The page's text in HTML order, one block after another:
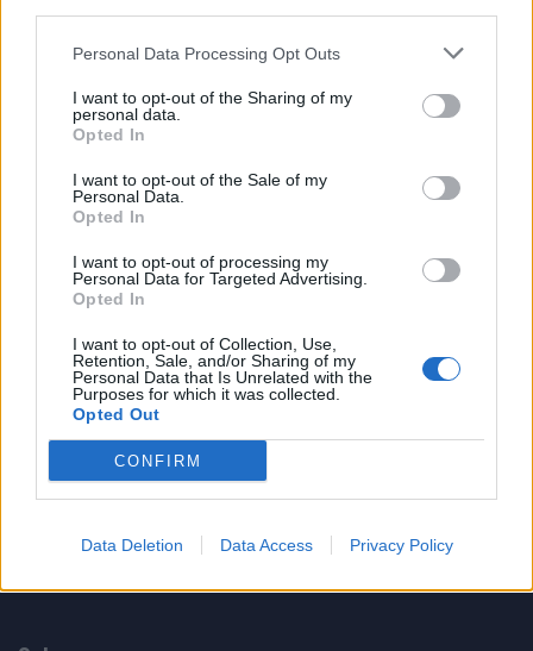
Personal Data Processing Opt Outs
I want to opt-out of the Sharing of my
personal data.
Opted In
I want to opt-out of the Sale of my
Personal Data.
Opted In
I want to opt-out of processing my
Personal Data for Targeted Advertising.
Opted In
I want to opt-out of Collection, Use,
Retention, Sale, and/or Sharing of my
Personal Data that Is Unrelated with the
Purposes for which it was collected.
Opted Out
CONFIRM
Data Deletion Data Access Privacy Policy
Este é um Porsche 911 Carrera RS 2.7 Safari
13/03/2024
nada assim!
O Toyota mais português continua à venda
40 anos depois
31/07/2026
Vídeo – Os renovados Skoda Scala e Kamiq
12/02/2024